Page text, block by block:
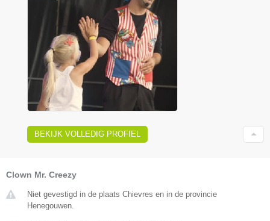
BEKIJK VOLLEDIG PROFIEL
Clown Mr. Creezy
Niet gevestigd in de plaats Chievres en in de provincie
Henegouwen.